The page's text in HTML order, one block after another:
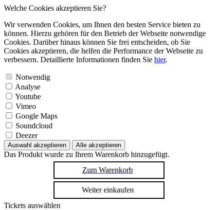
Welche Cookies akzeptieren Sie?
Wir verwenden Cookies, um Ihnen den besten Service bieten zu
können. Hierzu gehören für den Betrieb der Webseite notwendige
Cookies. Darüber hinaus können Sie frei entscheiden, ob Sie
Cookies akzeptieren, die helfen die Performance der Webseite zu
verbessern. Detaillierte Informationen finden Sie hier.
Notwendig
Analyse
Youtube
Vimeo
Google Maps
Soundcloud
Deezer
Auswahl akzeptieren Alle akzeptieren
Das Produkt wurde zu Ihrem Warenkorb hinzugefügt.
Zum Warenkorb
Weiter einkaufen
Tickets auswählen